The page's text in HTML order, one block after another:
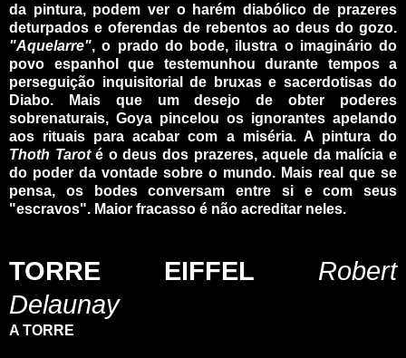
da pintura, podem ver o harém diabólico de prazeres
deturpados e oferendas de rebentos ao deus do gozo.
"Aquelarre", o prado do bode, ilustra o imaginário do
povo espanhol que testemunhou durante tempos a
perseguição inquisitorial de bruxas e sacerdotisas do
Diabo. Mais que um desejo de obter poderes
sobrenaturais, Goya pincelou os ignorantes apelando
aos rituais para acabar com a miséria. A pintura do
Thoth Tarot é o deus dos prazeres, aquele da malícia e
do poder da vontade sobre o mundo. Mais real que se
pensa, os bodes conversam entre si e com seus
"escravos". Maior fracasso é não acreditar neles.
TORRE EIFFEL
Robert
Delaunay
A TORRE